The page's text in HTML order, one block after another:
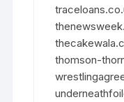
thomson-